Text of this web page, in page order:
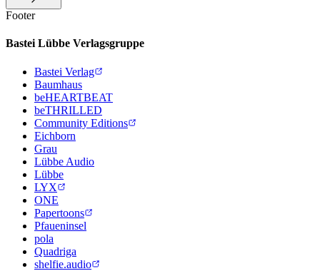
Footer
Bastei Lübbe Verlagsgruppe
Bastei Verlag
Baumhaus
beHEARTBEAT
beTHRILLED
Community Editions
Eichborn
Grau
Lübbe Audio
Lübbe
LYX
ONE
Papertoons
Pfaueninsel
pola
Quadriga
shelfie.audio